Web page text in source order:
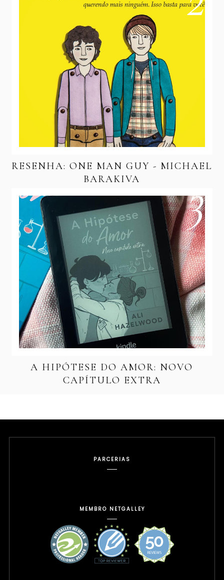
RESENHA: ONE MAN GUY - MICHAEL
BARAKIVA
A HIPÓTESE DO AMOR: NOVO
CAPÍTULO EXTRA
PARCERIAS
MEMBRO NETGALLEY